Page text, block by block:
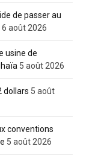
de passer au
6 août 2026
usine de
5 août 2026
dollars 5 août
conventions
5 août 2026